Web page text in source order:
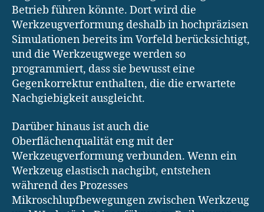
Betrieb führen könnte. Dort wird die
Werkzeugverformung deshalb in hochpräzisen
Simulationen bereits im Vorfeld berücksichtigt,
und die Werkzeugwege werden so
programmiert, dass sie bewusst eine
Gegenkorrektur enthalten, die die erwartete
Nachgiebigkeit ausgleicht.
Darüber hinaus ist auch die
Oberflächenqualität eng mit der
Werkzeugverformung verbunden. Wenn ein
Werkzeug elastisch nachgibt, entstehen
während des Prozesses
Mikroschlupfbewegungen zwischen Werkzeug